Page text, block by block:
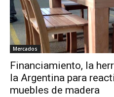
Mercados
Financiamiento, la
la Argentina para
muebles de madera